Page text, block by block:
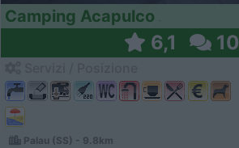
Camping Acapulco
6,1 10
Palau (SS) - 9.8km